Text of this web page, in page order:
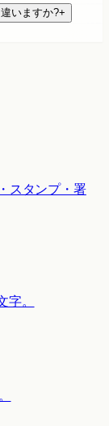
いますか?+
スタンプ・署
。